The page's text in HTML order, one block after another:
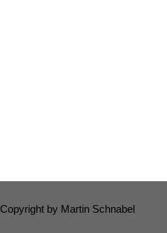
Copyright by Martin Schnabel